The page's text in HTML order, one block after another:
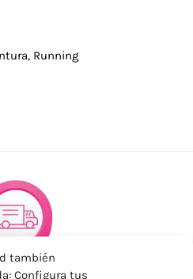
también
Configura tus
, Running